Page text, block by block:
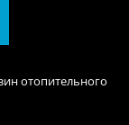
отопительного